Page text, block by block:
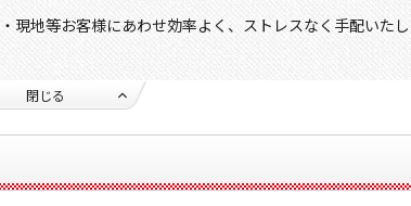
現地等お客様にあわせ効率よく、ストレスなく手配いたし
閉じる